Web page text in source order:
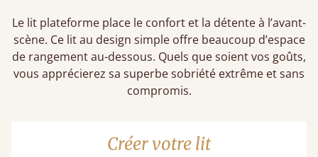
Le lit plateforme place le confort et la détente à l’avant-
scène. Ce lit au design simple offre beaucoup d’espace
de rangement au-dessous. Quels que soient vos goûts,
vous apprécierez sa superbe sobriété extrême et sans
compromis.
Créer votre lit